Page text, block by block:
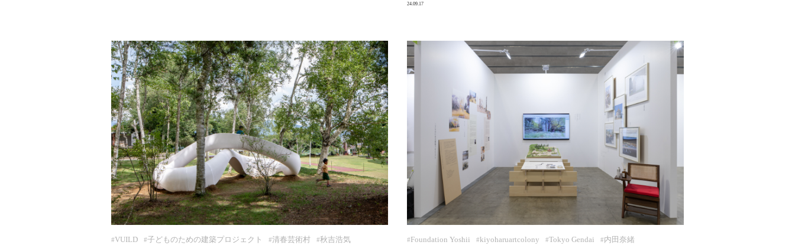
24.09.17
#VUILD #子どものための建築プロジェクト #清春芸術村 #秋吉浩気 #Foundation Yoshii #kiyoharuartcolony #Tokyo Gendai #内田奈緒